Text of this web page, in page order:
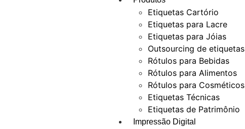
Etiquetas Cartório
Etiquetas para Lacre
Etiquetas para Jóias
Outsourcing de etiquetas
Rótulos para Bebidas
Rótulos para Alimentos
Rótulos para Cosméticos
Etiquetas Técnicas
Etiquetas de Patrimônio
Impressão Digital